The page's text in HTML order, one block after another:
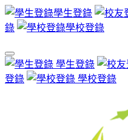
學生登錄
錄
學校登錄
學生登錄
登錄
學校登錄